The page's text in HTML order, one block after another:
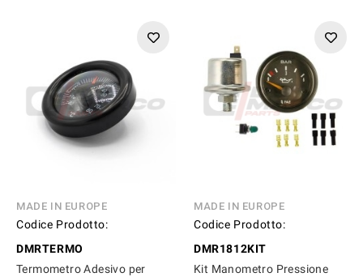
MADE IN EUROPE
Codice Prodotto:
DMRTERMO
Termometro Adesivo per
MADE IN EUROPE
Codice Prodotto:
DMR1812KIT
Kit Manometro Pressione